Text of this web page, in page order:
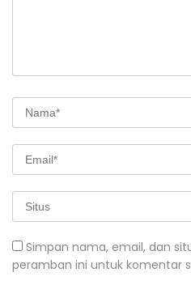
Simpan nama, email, dan
peramban ini untuk komentar